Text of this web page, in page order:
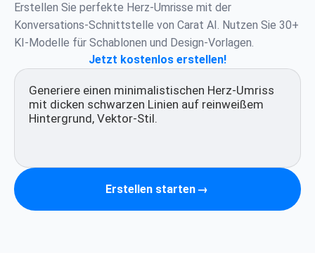
Erstellen Sie perfekte Herz-Umrisse mit der
Konversations-Schnittstelle von Carat AI. Nutzen Sie 30+
KI-Modelle für Schablonen und Design-Vorlagen.
Jetzt kostenlos erstellen!
Erstellen starten →